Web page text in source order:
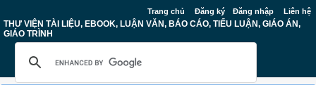
Trang chủ Đăng ký Đăng nhập Liên hệ
THƯ VIỆN TÀI LIỆU, EBOOK, LUẬN VĂN, BÁO CÁO, TIỂU LUẬN, GIÁO ÁN,
GIÁO TRÌNH